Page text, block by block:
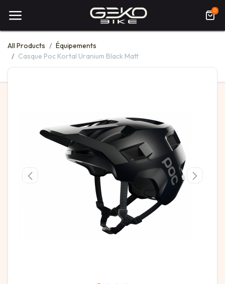
0
All Products
Équipements
Casque Poc Kortal Uranium Black Matt